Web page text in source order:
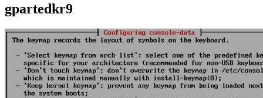
gpartedkr9